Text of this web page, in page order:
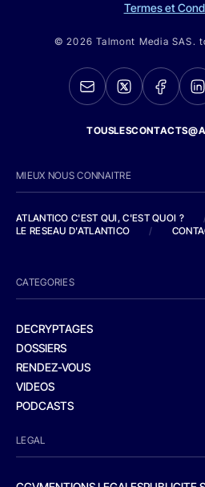
Termes et
© 2026 Talmont Media SAS.
MIEUX NOUS CONNAITRE
ATLANTICO C'EST QUI, C'EST QUOI ?
LE RESEAU D'ATLANTICO
/
CATEGORIES
DECRYPTAGES
DOSSIERS
RENDEZ-VOUS
VIDEOS
PODCASTS
LEGAL